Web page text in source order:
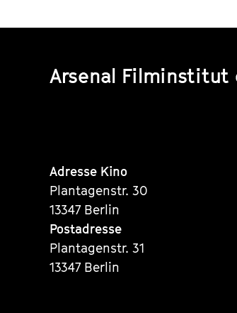
Arsenal Filminstitut
Adresse Kino
Plantagenstr. 30
13347 Berlin
Postadresse
Plantagenstr. 31
13347 Berlin